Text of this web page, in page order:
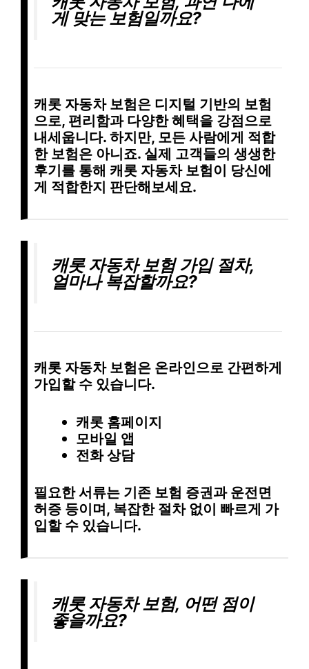
게 맞는 보험일까요?
캐롯 자동차 보험은 디지털 기반의 보험
으로, 편리함과 다양한 혜택을 강점으로
내세웁니다. 하지만, 모든 사람에게 적합
한 보험은 아니죠. 실제 고객들의 생생한
후기를 통해 캐롯 자동차 보험이 당신에
게 적합한지 판단해보세요.
캐롯 자동차 보험 가입 절차,
얼마나 복잡할까요?
캐롯 자동차 보험은 온라인으로 간편하게
가입할 수 있습니다.
캐롯 홈페이지
모바일 앱
전화 상담
필요한 서류는 기존 보험 증권과 운전면
허증 등이며, 복잡한 절차 없이 빠르게 가
입할 수 있습니다.
캐롯 자동차 보험, 어떤 점이
좋을까요?